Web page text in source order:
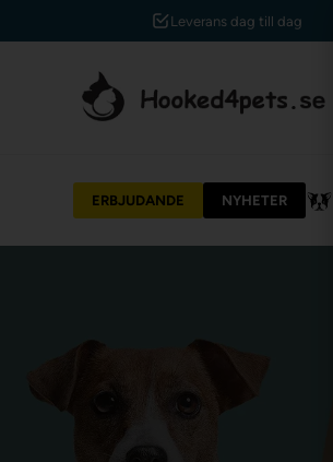
Leverans dag till dag
ERBJUDANDE NYHETER